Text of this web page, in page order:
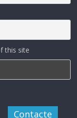
this site
Contacte